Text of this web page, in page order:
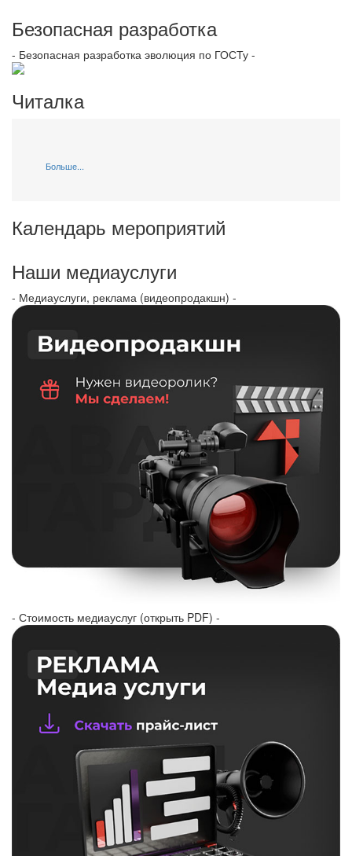
Безопасная разработка
- Безопасная разработка эволюция по ГОСТу -
Читалка
Больше...
Календарь мероприятий
Наши медиауслуги
- Медиауслуги, реклама (видеопродакшн) -
- Стоимость медиауслуг (открыть PDF) -